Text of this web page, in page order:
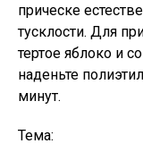
прическе
тусклости. Для
тертое яблоко и
наденьте
минут.
Тема: